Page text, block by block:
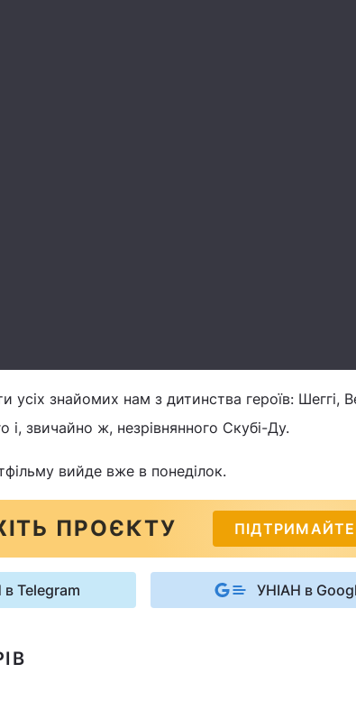
усіх знайомих нам з дитинства героїв: Шеггі,
звичайно ж, незрівнянного Скубі-Ду.
вийде вже в понеділок.
ПРОЄКТУ
Telegram УНІАН в